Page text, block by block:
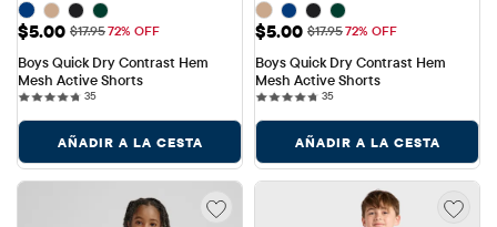
Precio de venta: $5.00
$5.00 Precio original: $17.95
$17.9572% OFF
Boys Quick Dry Contrast Hem
Mesh Active Shorts
3535 reviews
AÑADIR A LA CESTA
Precio de venta: $5.00
$5.00 Precio original: $17.95
$17.9572% OFF
Boys Quick Dry Contrast Hem
Mesh Active Shorts
3535 reviews
AÑADIR A LA CESTA